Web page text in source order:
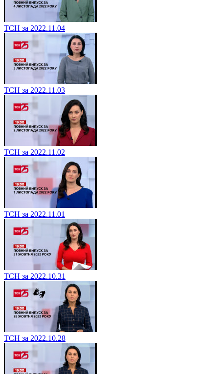
ТСН за 2022.11.04
ТСН за 2022.11.03
ТСН за 2022.11.02
ТСН за 2022.11.01
ТСН за 2022.10.31
ТСН за 2022.10.28